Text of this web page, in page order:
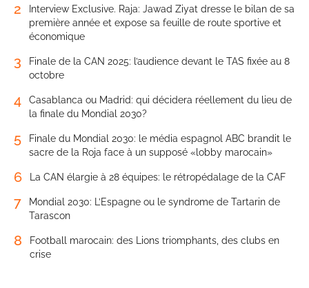
2
Interview Exclusive. Raja: Jawad Ziyat dresse le bilan de sa
première année et expose sa feuille de route sportive et
économique
3
Finale de la CAN 2025: l’audience devant le TAS fixée au 8
octobre
4
Casablanca ou Madrid: qui décidera réellement du lieu de
la finale du Mondial 2030?
5
Finale du Mondial 2030: le média espagnol ABC brandit le
sacre de la Roja face à un supposé «lobby marocain»
6 La CAN élargie à 28 équipes: le rétropédalage de la CAF
7
Mondial 2030: L’Espagne ou le syndrome de Tartarin de
Tarascon
8
Football marocain: des Lions triomphants, des clubs en
crise